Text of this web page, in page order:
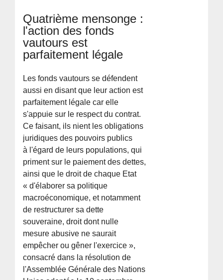
Quatrième mensonge :
l'action des fonds
vautours est
parfaitement légale
Les fonds vautours se défendent
aussi en disant que leur action est
parfaitement légale car elle
s'appuie sur le respect du contrat.
Ce faisant, ils nient les obligations
juridiques des pouvoirs publics
à l'égard de leurs populations, qui
priment sur le paiement des dettes,
ainsi que le droit de chaque Etat
« d'élaborer sa politique
macroéconomique, et notamment
de restructurer sa dette
souveraine, droit dont nulle
mesure abusive ne saurait
empêcher ou gêner l'exercice »,
consacré dans la résolution de
l'Assemblée Générale des Nations